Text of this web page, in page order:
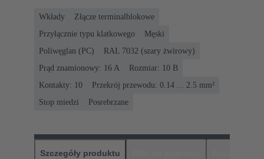
Wkłady
Złącze terminalblokowe
Przyłącznie typu klatkowego
Męski
Poliwęglan (PC)
RAL 7032 (szary żwirowy)
Prąd znamionowy: ‌16 A
Rozmiar: 10 B
Kontakty: 10
Przekrój przewodu: 0.14 ... 2.5 mm²
Stop miedzi
Posrebrzane
Szczegóły produktu